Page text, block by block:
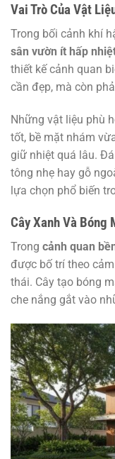
Vai Trò Của Vật
Trong bối cảnh khí
sân vườn ít hấp
thiết kế cảnh quan
cần đẹp, mà còn
Những vật liệu phù
tốt, bề mặt nhám
giữ nhiệt quá lâu.
tông nhẹ hay gỗ
lựa chọn phổ biến
Cây Xanh Và Bóng
Trong cảnh quan
được bố trí theo
thái. Cây tạo bóng
che nắng gắt vào